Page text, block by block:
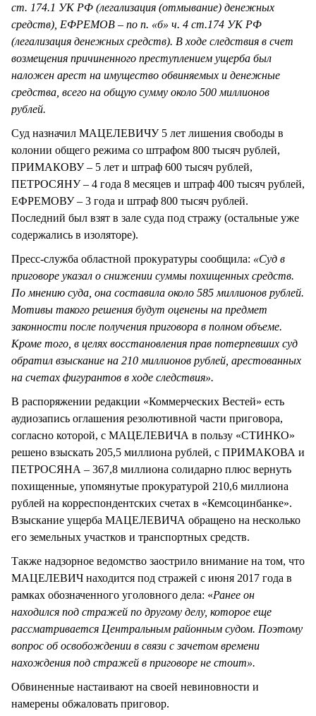
ст. 174.1 УК РФ (легализация (отмывание) денежных
средств), ЕФРЕМОВ – по п. «б» ч. 4 ст.174 УК РФ
(легализация денежных средств). В ходе следствия в счет
возмещения причиненного преступлением ущерба был
наложен арест на имущество обвиняемых и денежные
средства, всего на общую сумму около 500 миллионов
рублей.
Суд назначил МАЦЕЛЕВИЧУ 5 лет лишения свободы в
колонии общего режима со штрафом 800 тысяч рублей,
ПРИМАКОВУ – 5 лет и штраф 600 тысяч рублей,
ПЕТРОСЯНУ – 4 года 8 месяцев и штраф 400 тысяч рублей,
ЕФРЕМОВУ – 3 года и штраф 800 тысяч рублей.
Последний был взят в зале суда под стражу (остальные уже
содержались в изоляторе).
Пресс-служба областной прокуратуры сообщила: «Суд в
приговоре указал о снижении суммы похищенных средств.
По мнению суда, она составила около 585 миллионов рублей.
Мотивы такого решения будут оценены на предмет
законности после получения приговора в полном объеме.
Кроме того, в целях восстановления прав потерпевших суд
обратил взыскание на 210 миллионов рублей, арестованных
на счетах фигурантов в ходе следствия».
В распоряжении редакции «Коммерческих Вестей» есть
аудиозапись оглашения резолютивной части приговора,
согласно которой, с МАЦЕЛЕВИЧА в пользу «СТИНКО»
решено взыскать 205,5 миллиона рублей, с ПРИМАКОВА и
ПЕТРОСЯНА – 367,8 миллиона солидарно плюс вернуть
похищенные, упомянутые прокуратурой 210,6 миллиона
рублей на корреспондентских счетах в «Кемсоцинбанке».
Взыскание ущерба МАЦЕЛЕВИЧА обращено на несколько
его земельных участков и транспортных средств.
Также надзорное ведомство заострило внимание на том, что
МАЦЕЛЕВИЧ находится под стражей с июня 2017 года в
рамках обозначенного уголовного дела: «Ранее он
находился под стражей по другому делу, которое еще
рассматривается Центральным районным судом. Поэтому
вопрос об освобождении в связи с зачетом времени
нахождения под стражей в приговоре не стоит».
Обвиненные настаивают на своей невиновности и
намерены обжаловать приговор.